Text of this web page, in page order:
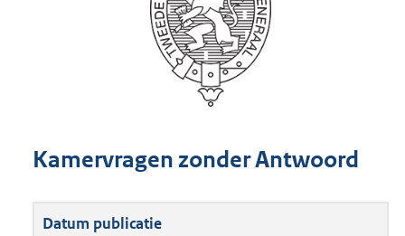
Kamervragen zonder Antwoord